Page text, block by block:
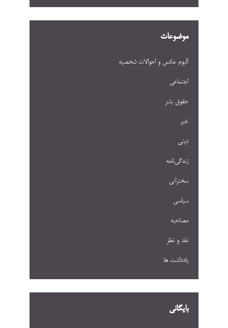
موضوعات
آلبوم عکس و احوالات شخصيه
اجتماعی
حقوق بشر
خبر
دینی
زندگی‌نامه
سخنرانی
سیاسی
مصاحبه
نقد و نظر
یادداشت ها
بایگانی